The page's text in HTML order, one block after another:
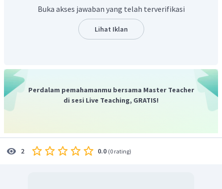
Menggunakan konjungsi atau kata hubung.
Menggunakan verba atau kata kerja.
Menggunakan adjektiva atau kata sifat.
Salah satu ciri kaidah kebahasaan teks eksposisi adalah
adverbia, artinya kata yang memberikan keterangan
adverbia : sangat, amat, tidak.
Buka akses jawaban yang telah terverifikasi
Lihat Iklan
Perdalam pemahamanmu bersama Master Teacher
di sesi Live Teaching, GRATIS!
2 0.0 (0 rating)